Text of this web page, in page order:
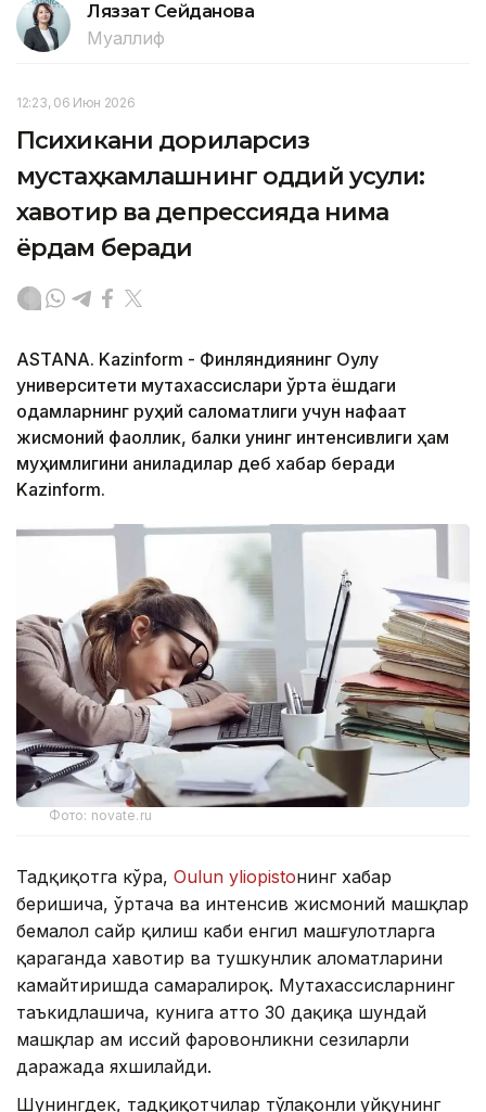
Ляззат Сейданова
Муаллиф
12:23, 06 Июн 2026
Психикани дориларсиз
мустаҳкамлашнинг оддий усули:
хавотир ва депрессияда нима
ёрдам беради
ASTANA. Kazinform - Финляндиянинг Оулу
университети мутахассислари ўрта ёшдаги
одамларнинг руҳий саломатлиги учун нафақат
жисмоний фаоллик, балки унинг интенсивлиги ҳам
муҳимлигини аниқладилар деб хабар беради
Kazinform.
Фото: novate.ru
Тадқиқотга кўра, Oulun yliopistoнинг хабар
беришича, ўртача ва интенсив жисмоний машқлар
бемалол сайр қилиш каби енгил машғулотларга
қараганда хавотир ва тушкунлик аломатларини
камайтиришда самаралироқ. Мутахассисларнинг
таъкидлашича, кунига ҳатто 30 дақиқа шундай
машқлар ҳам ҳиссий фаровонликни сезиларли
даражада яхшилайди.
Шунингдек, тадқиқотчилар тўлақонли уйқунинг